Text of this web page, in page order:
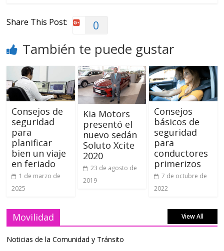
Share This Post: 0
También te puede gustar
Consejos de
seguridad
para
planificar
bien un viaje
en feriado
1 de marzo de
2025
Kia Motors
presentó el
nuevo sedán
Soluto Xcite
2020
23 de agosto de
2019
Consejos
básicos de
seguridad
para
conductores
primerizos
7 de octubre de
2022
Movilidad View All
Noticias de la Comunidad y Tránsito